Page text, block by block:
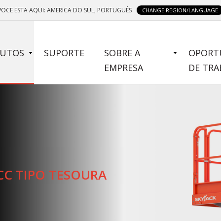
ESTA AQUI: AMERICA DO SUL, PORTUGUÊS CHANGE REGION/LANGUAGE
SUPORTE
SOBRE A
EMPRESA
DE
TIPO TESOURA